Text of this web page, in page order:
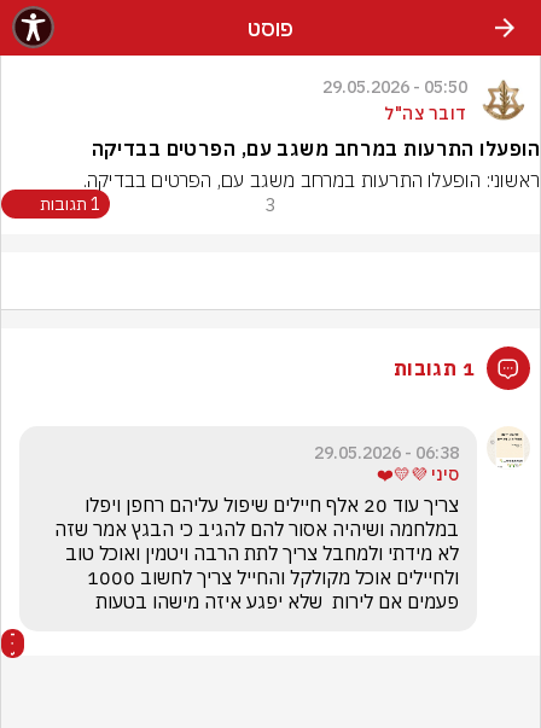
פוסט
05:50 - 29.05.2026
דובר צה"ל
הופעלו התרעות במרחב משגב עם, הפרטים בבדיקה
ראשוני: הופעלו התרעות במרחב משגב עם, הפרטים בבדיקה.
3 1 תגובות
1 תגובות
06:38 - 29.05.2026
סיני 💜💛❤️
פעמים אם לירות  שלא יפגע איזה מישהו בטעות